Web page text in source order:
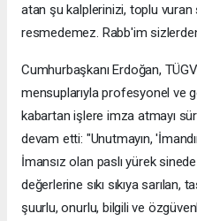
atan şu kalplerinizi, toplu
resmedemez. Rabb'im
Cumhurbaşkanı Erdoğan,
mensuplarıyla profesyonel ve
kabartan işlere imza atmayı
devam etti: "Unutmayın,
İmansız olan paslı yürek
değerlerine sıkı sıkıya sarılan,
şuurlu, onurlu, bilgili ve